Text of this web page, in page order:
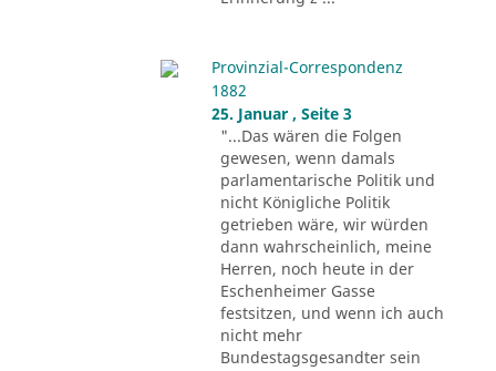
Provinzial-Correspondenz
1882
25. Januar , Seite 3
"...Das wären die Folgen
gewesen, wenn damals
parlamentarische Politik und
nicht Königliche Politik
getrieben wäre, wir würden
dann wahrscheinlich, meine
Herren, noch heute in der
Eschenheimer Gasse
festsitzen, und wenn ich auch
nicht mehr
Bundestagsgesandter sein